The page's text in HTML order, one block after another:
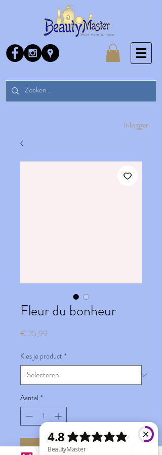
Inloggen
Fleur du bonheur
€ 25,99
Kies je product *
Aantal *
In winkelwagen